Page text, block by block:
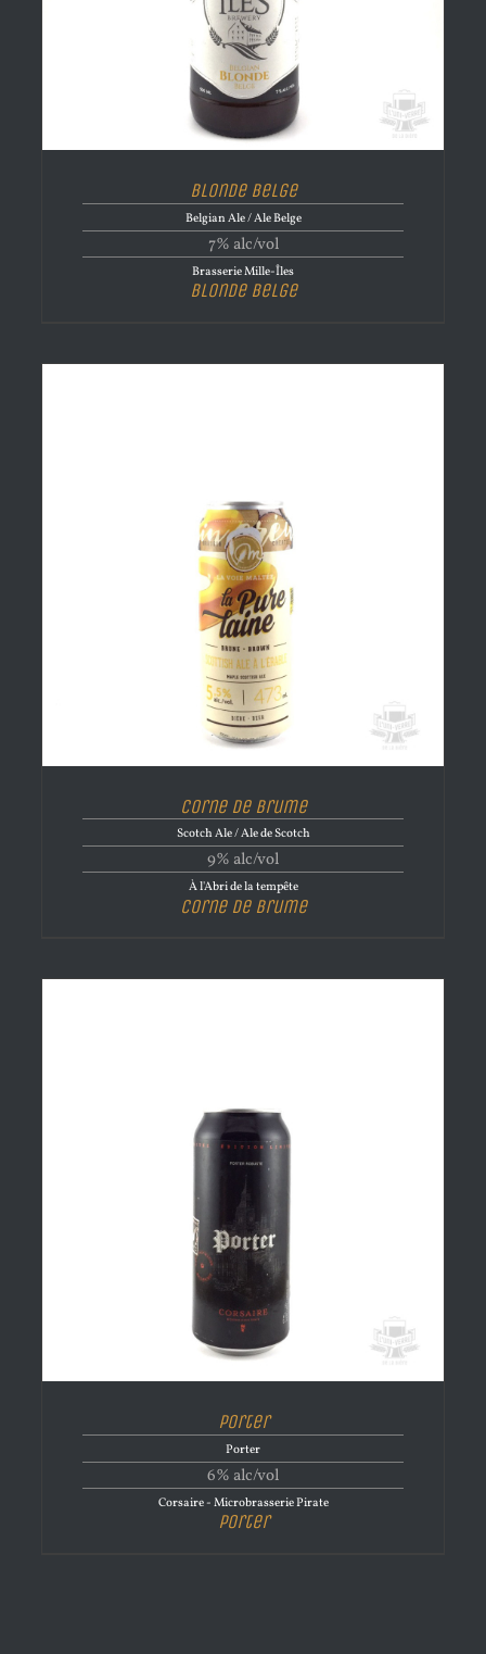
Blonde Belge
Belgian Ale / Ale Belge
7% alc/vol
Brasserie Mille-Îles
Blonde Belge
Corne de brume
Scotch Ale / Ale de Scotch
9% alc/vol
À l'Abri de la tempête
Corne de brume
Porter
Porter
6% alc/vol
Corsaire - Microbrasserie Pirate
Porter